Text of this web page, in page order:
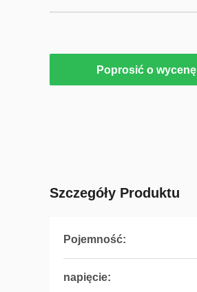
Poprosić o wycenę
Szczegóły Produktu
Pojemność:
napięcie: